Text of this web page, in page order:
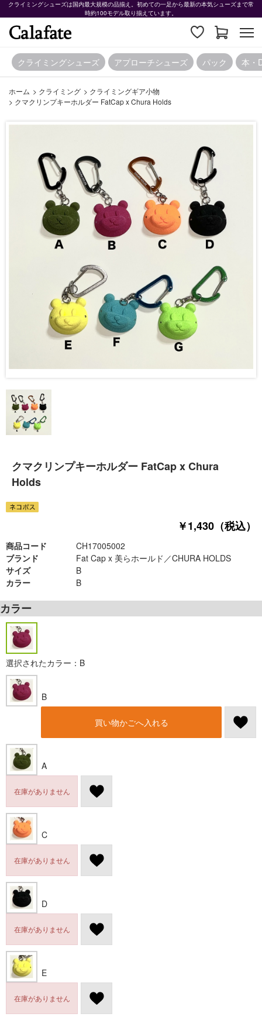
クライミングシューズは国内最大規模の品揃え。初めての一足から最新の本気シューズまで常
時約100モデル取り揃えています。
クライミングシューズ アプローチシューズ パック 本・
ホーム > クライミング > クライミングギア小物
> クマクリンプキーホルダー FatCap x Chura Holds
クマクリンプキーホルダー FatCap x Chura
Holds
￥1,430（税込）
商品コード
CH17005002
ブランド
Fat Cap x 美らホールド／CHURA HOLDS
サイズ
B
カラー
B
カラー
選択されたカラー：B
B
買い物かごへ入れる
A
在庫がありません
C
在庫がありません
D
在庫がありません
E
在庫がありません